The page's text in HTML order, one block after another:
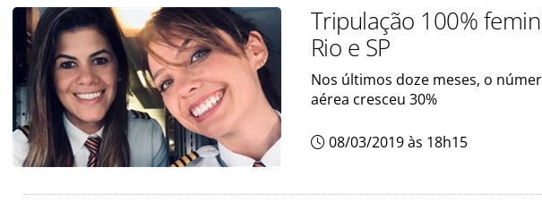
Tripulação 100%
Rio e SP
Nos últimos doze meses, o
aérea cresceu 30%
08/03/2019 às 18h15